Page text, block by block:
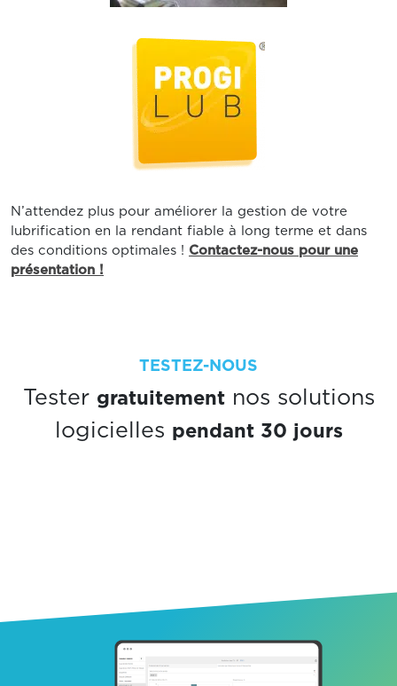
N’attendez plus pour améliorer la gestion de votre
lubrification en la rendant fiable à long terme et dans
des conditions optimales ! Contactez-nous pour une
présentation !
TESTEZ-NOUS
Tester gratuitementnos solutions
logicielles pendant 30 jours